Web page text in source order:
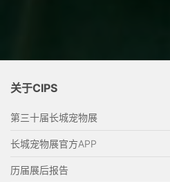
关于CIPS
第三十届长城宠物展
长城宠物展官方APP
历届展后报告